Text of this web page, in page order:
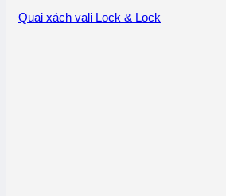
Quai xách vali Lock & Lock